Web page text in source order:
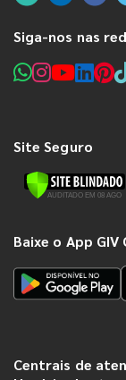
Siga-nos nas
Site Seguro
Baixe o App GIV
Centrais de